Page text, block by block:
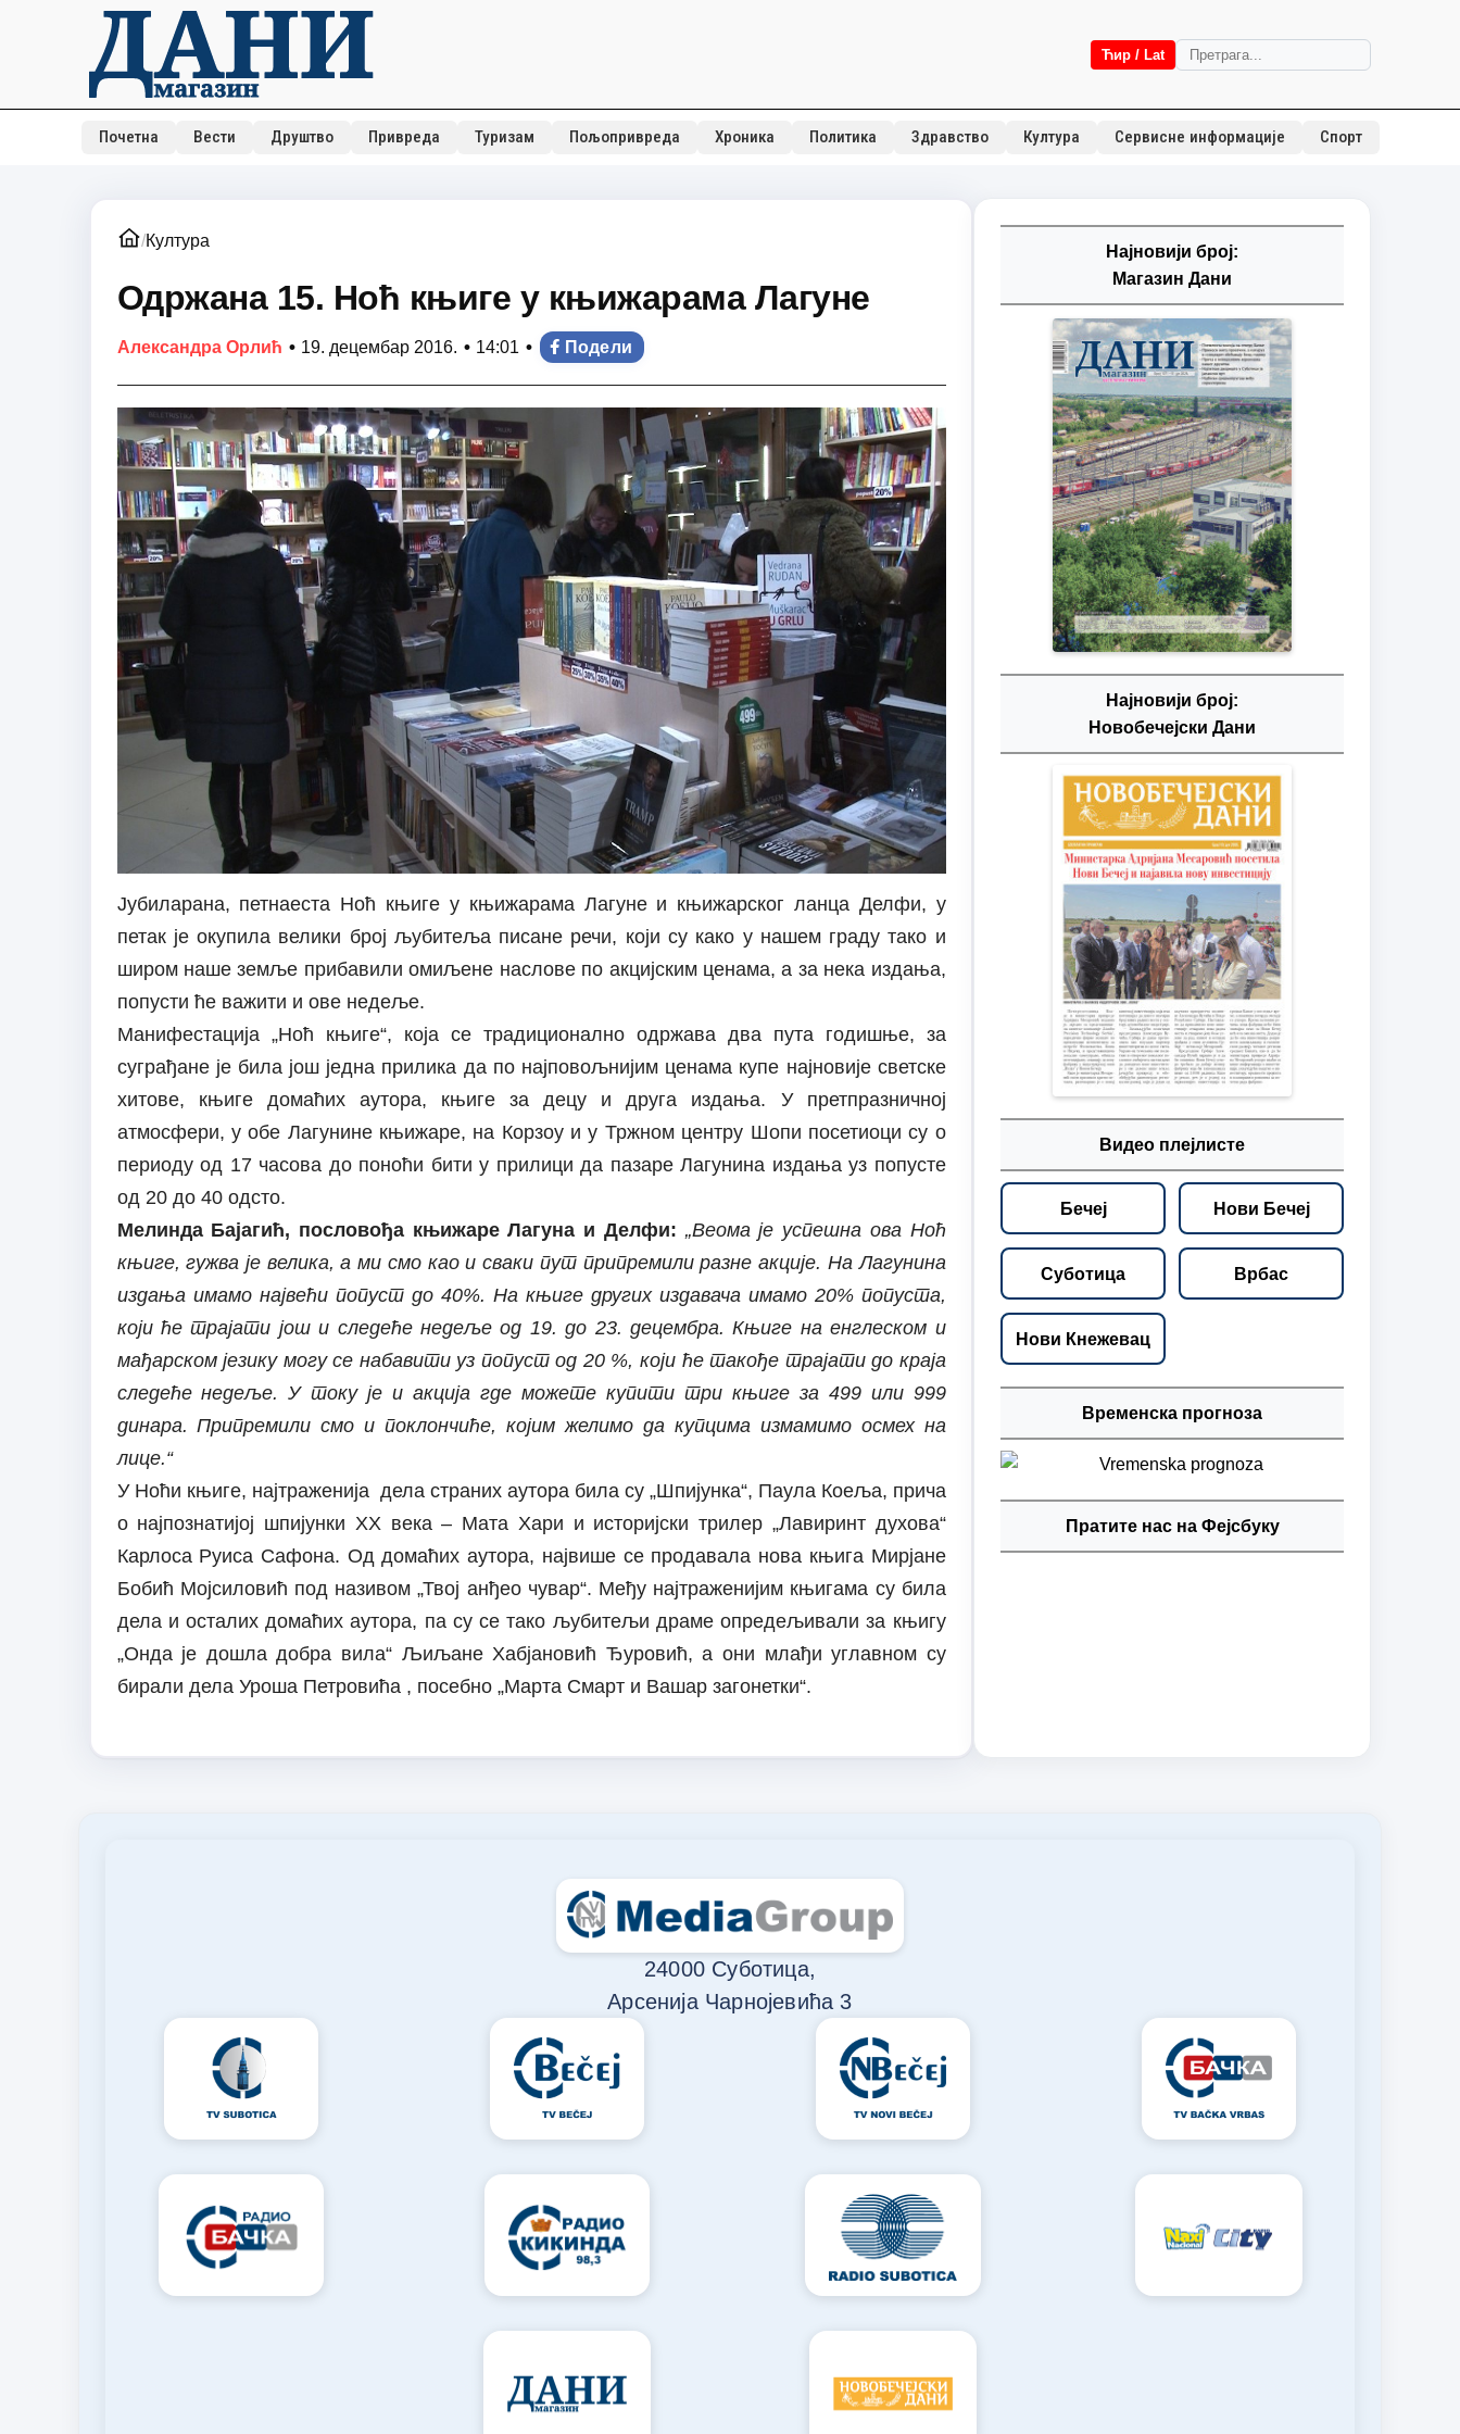
Ћир / Lat
Почетна Вести Друштво Привреда Туризам Пољопривреда Хроника Политика Здравство Култура Сервисне информације Спорт
/Култура
Одржана 15. Ноћ књиге у књижарама Лагуне
Александра Орлић • 19. децембар 2016. • 14:01 • Подели
Јубиларана, петнаеста Ноћ књиге у књижарама Лагуне и књижарског ланца Делфи, у
петак је окупила велики број љубитеља писане речи, који су како у нашем граду тако и
широм наше земље прибавили омиљене наслове по акцијским ценама, а за нека издања,
попусти ће важити и ове недеље.
Манифестација „Ноћ књиге“, која се традиционално одржава два пута годишње, за
суграђане је била још једна прилика да по најповољнијим ценама купе најновије светске
хитове, књиге домаћих аутора, књиге за децу и друга издања. У претпразничној
атмосфери, у обе Лагунине књижаре, на Корзоу и у Тржном центру Шопи посетиоци су о
периоду од 17 часова до поноћи бити у прилици да пазаре Лагунина издања уз попусте
од 20 до 40 одсто.
Мелинда Бајагић, пословођа књижаре Лагуна и Делфи: „Веома је успешна ова Ноћ
књиге, гужва је велика, а ми смо као и сваки пут припремили разне акције. На Лагунина
издања имамо највећи попуст до 40%. На књиге других издавача имамо 20% попуста,
који ће трајати још и следеће недеље од 19. до 23. децембра. Књиге на енглеском и
мађарском језику могу се набавити уз попуст од 20 %, који ће такође трајати до краја
следеће недеље. У току је и акција где можете купити три књиге за 499 или 999
динара. Припремили смо и поклончиће, којим желимо да купцима измамимо осмех на
лице.“
У Ноћи књиге, најтраженија дела страних аутора била су „Шпијунка“, Паула Коеља, прича
о најпознатијој шпијунки XX века – Мата Хари и историјски трилер „Лавиринт духова“
Карлоса Руиса Сафона. Од домаћих аутора, највише се продавала нова књига Мирјане
Бобић Мојсиловић под називом „Твој анђео чувар“. Међу најтраженијим књигама су била
дела и осталих домаћих аутора, па су се тако љубитељи драме опредељивали за књигу
„Онда је дошла добра вила“ Љиљане Хабјановић Ђуровић, а они млађи углавном су
бирали дела Уроша Петровића , посебно „Марта Смарт и Вашар загонетки“.
Најновији број:
Магазин Дани
Најновији број:
Новобечејски Дани
Видео плејлисте
Бечеј Нови Бечеј
Суботица Врбас
Нови Кнежевац
Временска прогноза
Пратите нас на Фејсбуку
24000 Суботица,
Арсенија Чарнојевића 3